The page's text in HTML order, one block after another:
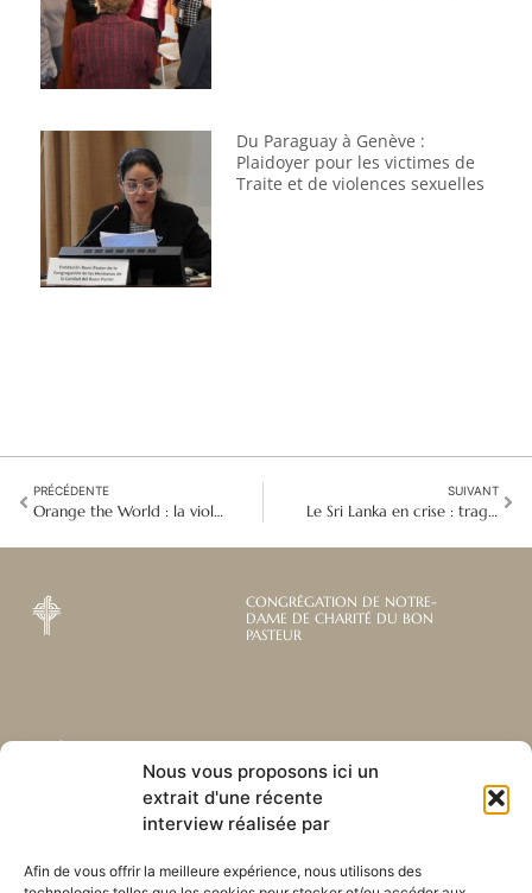
Nous vous proposons ici un
extrait d'une récente
interview réalisée par
Afin de vous offrir la meilleure expérience, nous utilisons des
Du Paraguay à Genève :
Plaidoyer pour les victimes de
Traite et de violences sexuelles
PRÉCÉDENTE
Orange the World : la violence numérique est une violence réelle
SUIVANT
Le Sri Lanka en crise : tragédie, déplacements et courage communautaire
CONGRÉGATION DE NOTRE-
DAME DE CHARITÉ DU BON
PASTEUR
Abonnez-vous à notre
newsletter mensuelle
Recevez les dernières nouvelles
nos ministères à travers le monde.
Liens utiles
Envoyez-nous votre